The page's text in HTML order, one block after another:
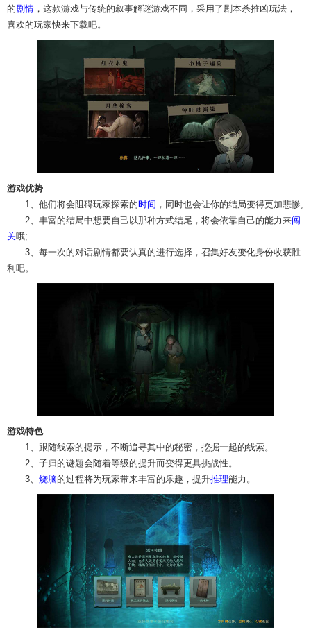
的剧情 ，这款游戏与传统的叙事解谜游戏不同，采用了剧本杀推凶玩法，
喜欢的玩家快来下载吧。
游戏优势
1、他们将会阻碍玩家探索的时间 ，同时也会让你的结局变得更加悲惨;
2、丰富的结局中想要自己以那种方式结尾，将会依靠自己的能力来闯
关哦;
3、每一次的对话剧情都要认真的进行选择，召集好友变化身份收获胜
利吧。
游戏特色
1、跟随线索的提示，不断追寻其中的秘密，挖掘一起的线索。
2、子归的谜题会随着等级的提升而变得更具挑战性。
3、 烧脑的过程将为玩家带来丰富的乐趣，提升推理能力。